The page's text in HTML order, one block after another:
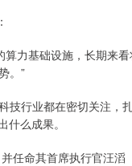
力基础设施，长期来
。”
技行业都在密切关注
么成果。
任命其首席执行官汪